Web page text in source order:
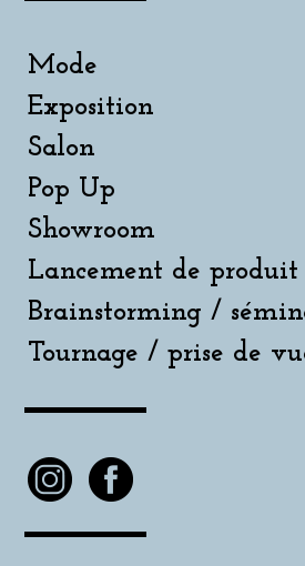
Mode
Exposition
Salon
Pop Up
Showroom
Lancement de produit
Brainstorming /
Tournage / prise de